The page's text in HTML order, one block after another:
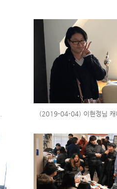
(2019-04-04) 이현정님 캐